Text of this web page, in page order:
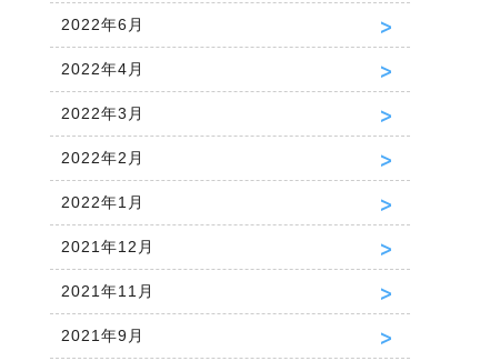
2022年6月
2022年4月
2022年3月
2022年2月
2022年1月
2021年12月
2021年11月
2021年9月